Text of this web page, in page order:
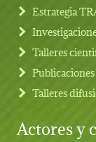
Estrategia
Talleres
Talleres
Actores y